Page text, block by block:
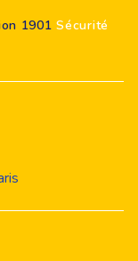
1901Sécurité